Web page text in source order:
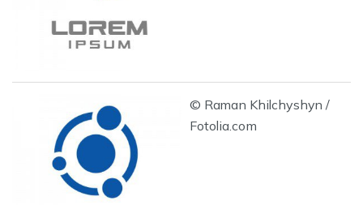
© Raman Khilchyshyn /
Fotolia.com